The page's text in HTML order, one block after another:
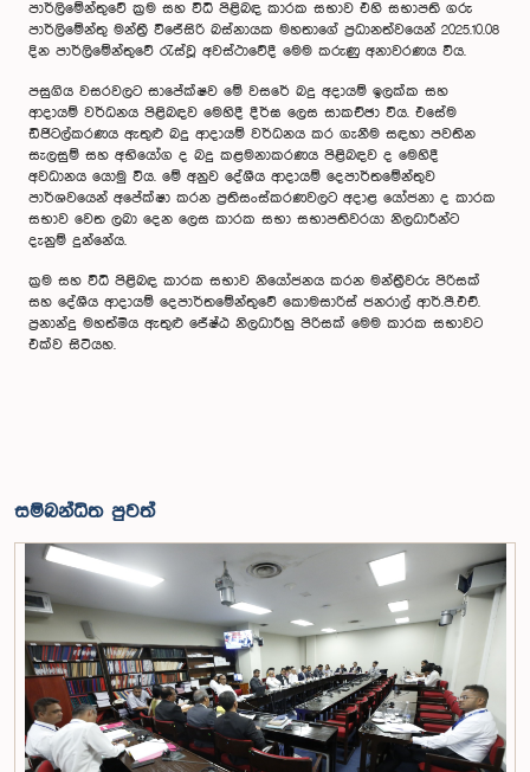
පාර්ලිමේන්තුවේ ක්‍රම සහ විධි පිළිබඳ කාරක සභාව එහි සභාපති ගරු
පාර්ලිමේන්තු මන්ත්‍රී විජේසිරි බස්නායක මහතාගේ ප්‍රධානත්වයෙන් 2025.10.08
දින පාර්ලි‍මේන්තුවේ රැස්වූ අවස්ථාවේදී මෙම කරුණු අනාවරණය විය.
පසුගිය වසරවලට සාපේක්ෂව මේ වසරේ බදු අදායම් ඉලක්ක සහ
ආදායම් වර්ධනය පිළිබඳව මෙහිදී දීර්ඝ ලෙස සාකච්ඡා විය. එසේම
ඩිජිටල්කරණය ඇතුළු බදු ආදායම් වර්ධනය කර ගැනීම සඳහා පවතින
සැලසුම් සහ අභියෝග ද බදු කළමනාකරණය පිළිබඳව ද මෙහිදී
අවධානය යොමු විය. මේ අනුව දේශීය ආදායම් දෙපාර්තමේන්තුව
පාර්ශවයෙන් අපේක්ෂා කරන ප්‍රතිසංස්කරණවලට අදාළ යෝජනා ද කාරක
සභාව වෙත ලබා දෙන ලෙස කාරක සභා සභාපතිවරයා නිලධාරීන්ට
දැනුම් දුන්නේය.
ක්‍රම සහ විධි පිළිබඳ කාරක සභාව නියෝජනය කරන මන්ත්‍රීවරු පිරිසක්
සහ දේශීය ආදායම් දෙපාර්තමේන්තුවේ කොමසාරිස් ජනරාල් ආර්.පී.එච්.
ප්‍රනාන්දු මහත්මිය ඇතුළු ජේෂ්ඨ නිලධාරීහු පිරිසක් මෙම කාරක සභාවට
එක්ව සිටියහ.
සම්බන්ධිත පුවත්